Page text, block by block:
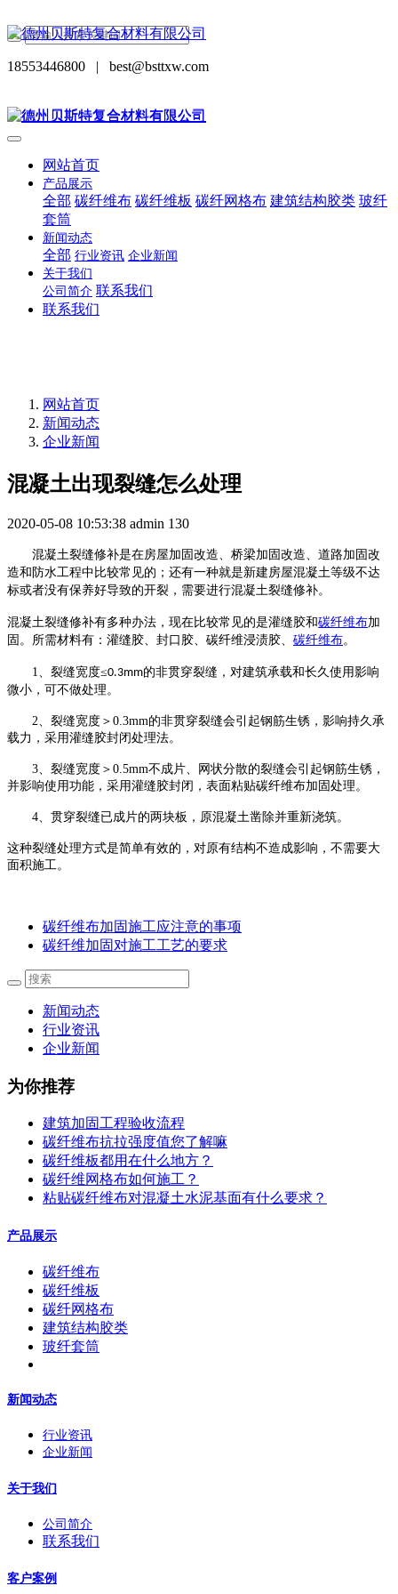
18553446800 | best@bsttxw.com
网站首页
产品展示
全部 碳纤维布 碳纤维板 碳纤网格布 建筑结构胶类 玻纤
套筒
新闻动态
全部 行业资讯 企业新闻
关于我们
公司简介 联系我们
联系我们
网站首页
新闻动态
企业新闻
混凝土出现裂缝怎么处理
2020-05-08 10:53:38 admin 130
混凝土裂缝修补是在房屋加固改造、桥梁加固改造、道路加固改
造和 防水工程中比较常见的 ； 还有一种就是新建房屋混凝土等级不达
标或者没有保养好导致的开裂，需要进行混凝土裂缝修补。
混凝土裂缝修补有多种办法，现在比较常见的是灌缝胶和碳纤维布加
固。所需材料有：灌缝胶、封口胶、碳纤维浸渍胶、 碳纤维布。
1、 裂缝宽度≤0.3mm的非贯穿裂缝，对建筑承载和长久使用影响
微小，可不做处理。
2、 裂缝宽度＞ 0.3mm的非贯穿裂缝会引起钢筋生锈，影响持久承
载力，采用灌缝胶封闭处理法。
3、 裂缝宽度＞ 0.5mm不成片、网状分散的裂缝会引起钢筋生锈，
并影响使用功能，采用灌缝胶封闭，表面粘贴碳纤维布加固处理。
4、 贯穿裂缝已成片的两块板，原混凝土凿除并重新浇筑。
这种裂缝处理方式是简单有效的，对原有结构不造成影响，不需要大
面积施工。
碳纤维布加固施工应注意的事项
碳纤维加固对施工工艺的要求
新闻动态
行业资讯
企业新闻
为你推荐
建筑加固工程验收流程
碳纤维布抗拉强度值您了解嘛
碳纤维板都用在什么地方？
碳纤维网格布如何施工？
粘贴碳纤维布对混凝土水泥基面有什么要求？
产品展示
碳纤维布
碳纤维板
碳纤网格布
建筑结构胶类
玻纤套筒
新闻动态
行业资讯
企业新闻
关于我们
公司简介
联系我们
客户案例